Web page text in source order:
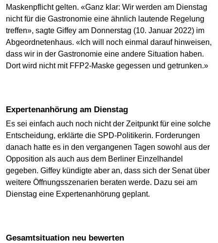
Maskenpflicht gelten. «Ganz klar: Wir werden am Dienstag
nicht für die Gastronomie eine ähnlich lautende Regelung
treffen», sagte Giffey am Donnerstag (10. Januar 2022) im
Abgeordnetenhaus. «Ich will noch einmal darauf hinweisen,
dass wir in der Gastronomie eine andere Situation haben.
Dort wird nicht mit FFP2-Maske gegessen und getrunken.»
Expertenanhörung am Dienstag
Es sei einfach auch noch nicht der Zeitpunkt für eine solche
Entscheidung, erklärte die SPD-Politikerin. Forderungen
danach hatte es in den vergangenen Tagen sowohl aus der
Opposition als auch aus dem Berliner Einzelhandel
gegeben. Giffey kündigte aber an, dass sich der Senat über
weitere Öffnungsszenarien beraten werde. Dazu sei am
Dienstag eine Expertenanhörung geplant.
Gesamtsituation neu bewerten